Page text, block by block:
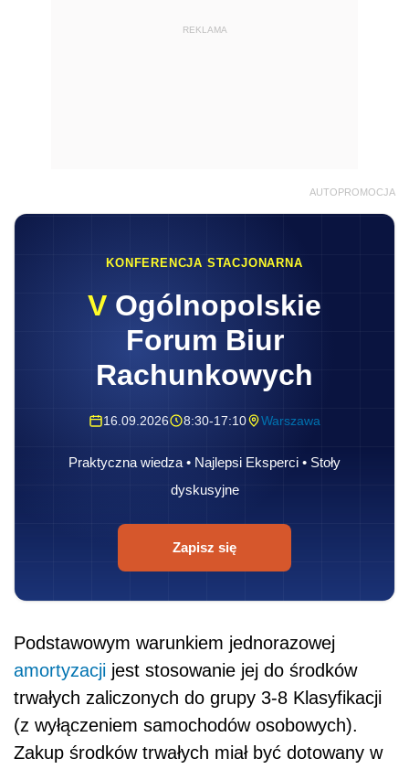
REKLAMA
AUTOPROMOCJA
KONFERENCJA STACJONARNA
V Ogólnopolskie
Forum Biur
Rachunkowych
16.09.2026 8:30-17:10 Warszawa
Praktyczna wiedza • Najlepsi Eksperci • Stoły
dyskusyjne
Zapisz się
Podstawowym warunkiem jednorazowej
amortyzacji jest stosowanie jej do środków
trwałych zaliczonych do grupy 3-8 Klasyfikacji
(z wyłączeniem samochodów osobowych).
Zakup środków trwałych miał być dotowany w